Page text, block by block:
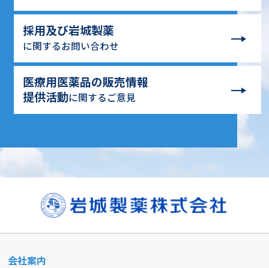
採用及び岩城製薬
に関するお問い合わせ
医療用医薬品の販売情報
提供活動に関するご意見
会社案内